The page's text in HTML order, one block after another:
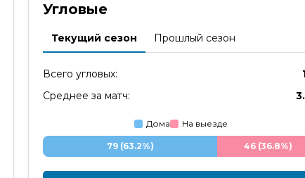
Угловые
Текущий сезон Прошлый сезон
Всего угловых:
Среднее за матч:
Дома На выезде
79 (63.2%) 46 (36.8%)